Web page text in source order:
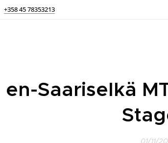
+358 45 78353213
en-Saariselkä
01/11/